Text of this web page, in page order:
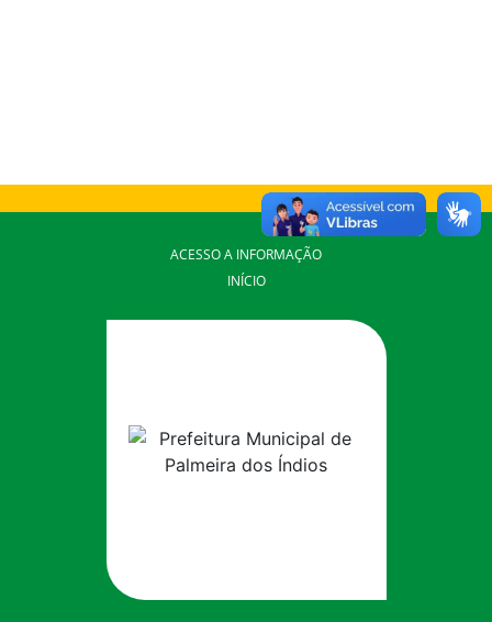
ACESSO A INFORMAÇÃO
INÍCIO